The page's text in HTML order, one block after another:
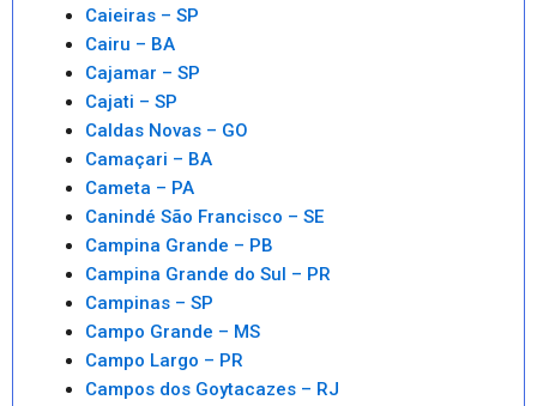
Caieiras – SP
Cairu – BA
Cajamar – SP
Cajati – SP
Caldas Novas – GO
Camaçari – BA
Cameta – PA
Canindé São Francisco – SE
Campina Grande – PB
Campina Grande do Sul – PR
Campinas – SP
Campo Grande – MS
Campo Largo – PR
Campos dos Goytacazes – RJ